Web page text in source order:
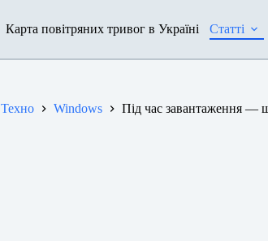
Карта повітряних тривог в Україні Статті
Техно Windows Під час завантаження —